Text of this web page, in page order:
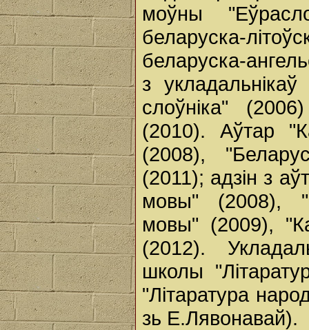
моўны
беларуска-
беларуска-
з
слоўніка"
(2010). Аўтар
(2008),
(2011); адзін з
мовы" (2008),
мовы" (2009),
(2012).
школы
"Літаратура
зь Е.Лявонавай).